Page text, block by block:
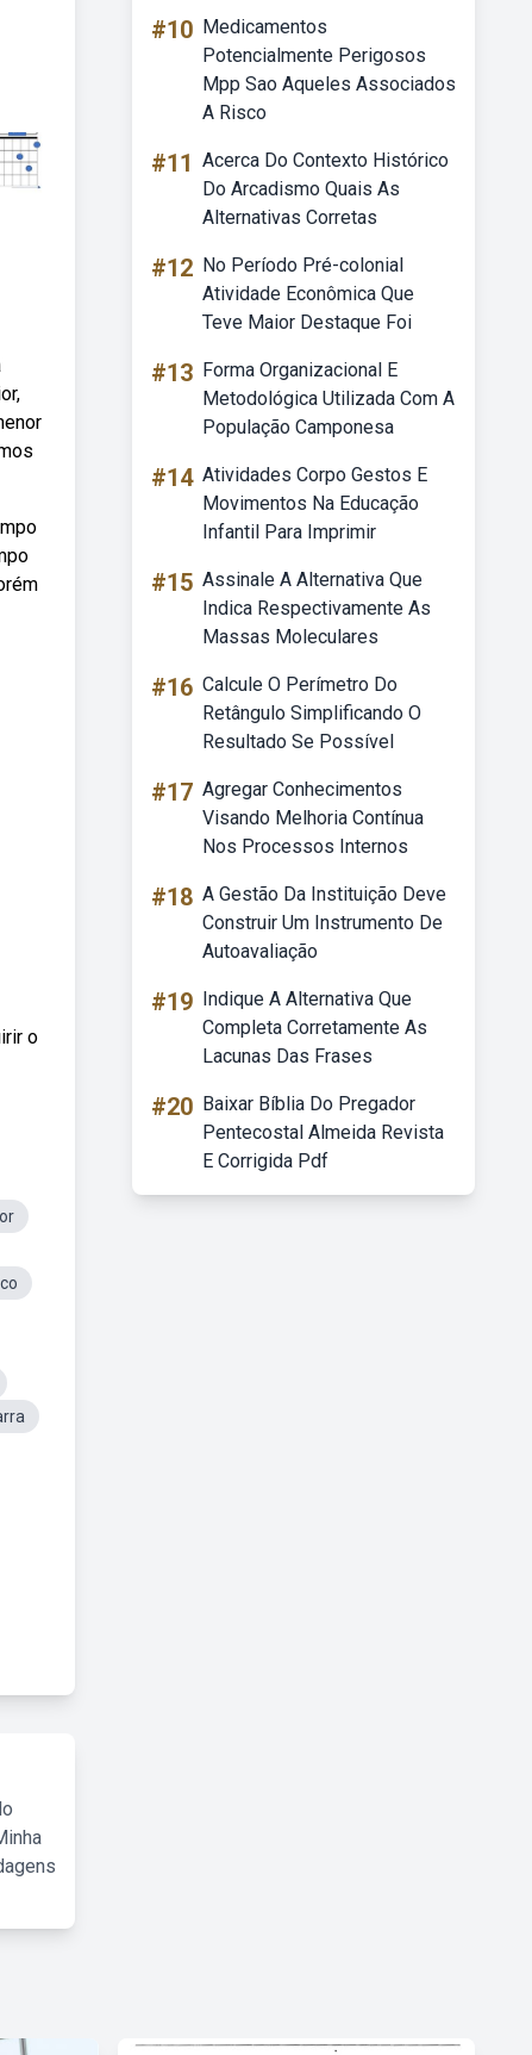
o
#10 Medicamentos
Potencialmente Perigosos
Mpp Sao Aqueles Associados
A Risco
#11 Acerca Do Contexto Histórico
Do Arcadismo Quais As
Alternativas Corretas
#12 No Período Pré-colonial
Atividade Econômica Que
Teve Maior Destaque Foi
#13 Forma Organizacional E
Metodológica Utilizada Com A
População Camponesa
#14 Atividades Corpo Gestos E
Movimentos Na Educação
Infantil Para Imprimir
#15 Assinale A Alternativa Que
Indica Respectivamente As
Massas Moleculares
#16 Calcule O Perímetro Do
Retângulo Simplificando O
Resultado Se Possível
#17 Agregar Conhecimentos
Visando Melhoria Contínua
Nos Processos Internos
#18 A Gestão Da Instituição Deve
Construir Um Instrumento De
Autoavaliação
#19 Indique A Alternativa Que
Completa Corretamente As
Lacunas Das Frases
#20 Baixar Bíblia Do Pregador
Pentecostal Almeida Revista
E Corrigida Pdf